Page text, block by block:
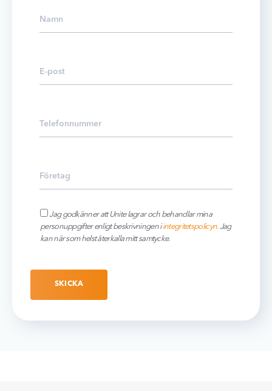
Jag godkänner att Unite lagrar och behandlar mina
personuppgifter enligt beskrivningen iintegritetspolicyn.Jag
kan när som helst återkalla mitt samtycke.